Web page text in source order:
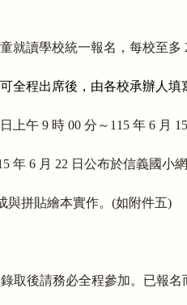
就讀學校統一報名，每校至多
全程出席後，由各校承辦人
上午 9 時 00 分～115 年 6 月
年 6 月 22 日公布於信義國
與拼貼繪本實作。(如附件五)
取後請務必全程參加。已報